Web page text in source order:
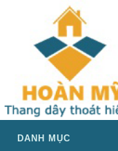
DANH MỤC